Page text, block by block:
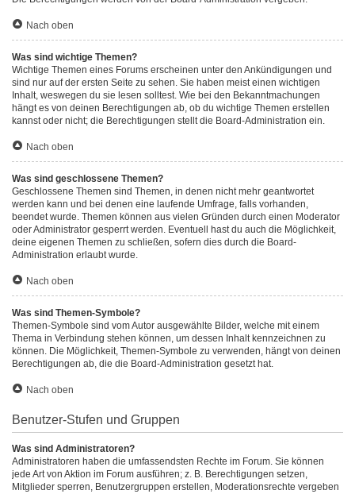
Nach oben
Was sind wichtige Themen?
Wichtige Themen eines Forums erscheinen unter den Ankündigungen und
sind nur auf der ersten Seite zu sehen. Sie haben meist einen wichtigen
Inhalt, weswegen du sie lesen solltest. Wie bei den Bekanntmachungen
hängt es von deinen Berechtigungen ab, ob du wichtige Themen erstellen
kannst oder nicht; die Berechtigungen stellt die Board-Administration ein.
Nach oben
Was sind geschlossene Themen?
Geschlossene Themen sind Themen, in denen nicht mehr geantwortet
werden kann und bei denen eine laufende Umfrage, falls vorhanden,
beendet wurde. Themen können aus vielen Gründen durch einen Moderator
oder Administrator gesperrt werden. Eventuell hast du auch die Möglichkeit,
deine eigenen Themen zu schließen, sofern dies durch die Board-
Administration erlaubt wurde.
Nach oben
Was sind Themen-Symbole?
Themen-Symbole sind vom Autor ausgewählte Bilder, welche mit einem
Thema in Verbindung stehen können, um dessen Inhalt kennzeichnen zu
können. Die Möglichkeit, Themen-Symbole zu verwenden, hängt von deinen
Berechtigungen ab, die die Board-Administration gesetzt hat.
Nach oben
Benutzer-Stufen und Gruppen
Was sind Administratoren?
Administratoren haben die umfassendsten Rechte im Forum. Sie können
jede Art von Aktion im Forum ausführen; z. B. Berechtigungen setzen,
Mitglieder sperren, Benutzergruppen erstellen, Moderationsrechte vergeben